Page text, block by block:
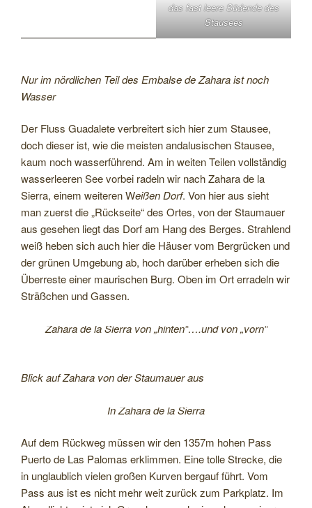
das fast leere Südende des
Stausees
Nur im nördlichen Teil des Embalse de Zahara ist noch
Wasser
Der Fluss Guadalete verbreitert sich hier zum Stausee,
doch dieser ist, wie die meisten andalusischen Stausee,
kaum noch wasserführend. Am in weiten Teilen vollständig
wasserleeren See vorbei radeln wir nach Zahara de la
Sierra, einem weiteren Weißen Dorf. Von hier aus sieht
man zuerst die „Rückseite“ des Ortes, von der Staumauer
aus gesehen liegt das Dorf am Hang des Berges. Strahlend
weiß heben sich auch hier die Häuser vom Bergrücken und
der grünen Umgebung ab, hoch darüber erheben sich die
Überreste einer maurischen Burg. Oben im Ort erradeln wir
Sträßchen und Gassen.
Zahara de la Sierra von „hinten“….und von „vorn“
Blick auf Zahara von der Staumauer aus
In Zahara de la Sierra
Auf dem Rückweg müssen wir den 1357m hohen Pass
Puerto de Las Palomas erklimmen. Eine tolle Strecke, die
in unglaublich vielen großen Kurven bergauf führt. Vom
Pass aus ist es nicht mehr weit zurück zum Parkplatz. Im